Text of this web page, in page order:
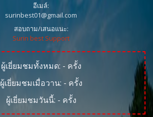
อีเมล์:
surinbest01@gmail.com
สอบถาม/เสนอแนะ:
Surin best Support
ผู้เยี่ยมชมทั้งหมด: - ครั้ง
ผู้เยี่ยมชมเมื่อวาน: - ครั้ง
ผู้เยี่ยมชมวันนี้: - ครั้ง